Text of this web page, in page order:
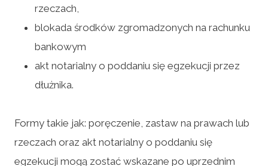
rzeczach,
blokada środków zgromadzonych na rachunku
bankowym
akt notarialny o poddaniu się egzekucji przez
dłużnika.
Formy takie jak: poręczenie, zastaw na prawach lub
rzeczach oraz akt notarialny o poddaniu się
egzekucji mogą zostać wskazane po uprzednim